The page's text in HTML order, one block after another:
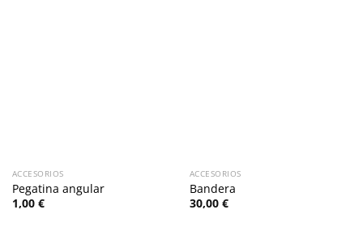
ACCESORIOS
Pegatina angular
1,00 €
ACCESORIOS
Bandera
30,00 €